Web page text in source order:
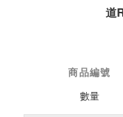
道
商品編號
數量